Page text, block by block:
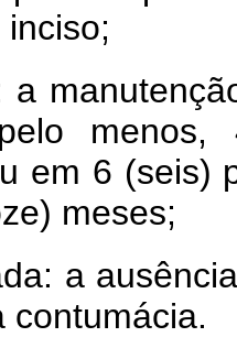
inciso;
a
menos,
em 6 (seis)
meses;
a
contumácia.